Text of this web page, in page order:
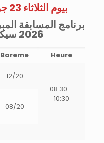
بيوم الثلاثاء 23 جوان في منتصف الليل
2026 سيكون وفق ما يلي
Bareme Heure
12/20
08:30 –
10:30
08/20